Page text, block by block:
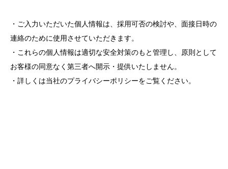
・ご入力いただいた個人情報は、採用可否の検討や、面接日時の
連絡のために使用させていただきます。
・これらの個人情報は適切な安全対策のもと管理し、原則として
お客様の同意なく第三者へ開示・提供いたしません。
・詳しくは当社のプライバシーポリシーをご覧ください。